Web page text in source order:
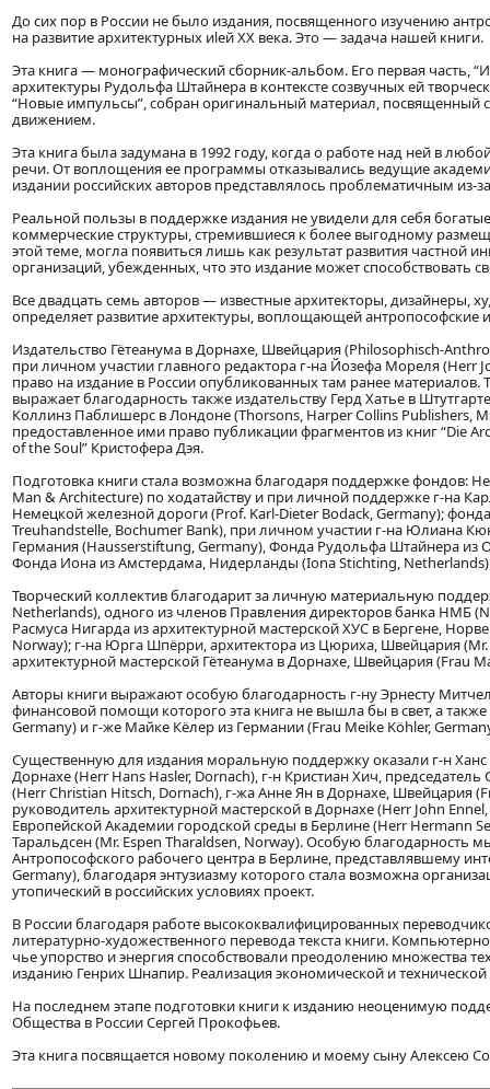
До сих пор в России не было издания, посвященного изучению
на развитие архитектурных иlей XX века. Это — задача нашей книги.
Эта книга — монографический сборник-альбом. Его первая часть,
архитектуры Рудольфа Штайнера в контексте созвучных ей
“Новые импульсы”, собран оригинальный материал, посвященный
движением.
Эта книга была задумана в 1992 году, когда о работе над ней в
речи. От воплощения ее программы отказывались ведущие
издании российских авторов представлялось проблематичным из-
Реальной пользы в поддержке издания не увидели для себя
коммерческие структуры, стремившиеся к более выгодному
этой теме, могла появиться лишь как результат развития
организаций, убежденных, что это издание может способствовать
Все двадцать семь авторов — известные архитекторы, дизайнеры,
определяет развитие архитектуры, воплощающей антропософские
Издательство Гётеанума в Дорнахе, Швейцария (Philosophisch-
при личном участии главного редактора г-на Йозефа Мореля (Herr
право на издание в России опубликованных там ранее
выражает благодарность также издательству Герд Хатье в
Коллинз Паблишерс в Лондоне (Thorsons, Harper Collins Publishers,
предоставленное ими право публикации фрагментов из книг “Die
of the Soul” Кристофера Дэя.
Подготовка книги стала возможна благодаря поддержке фондов:
Man & Architecture) по ходатайству и при личной поддержке г-на
Немецкой железной дороги (Prof. Karl-Dieter Bodack, Germany);
Treuhandstelle, Bochumer Bank), при личном участии г-на Юлиана
Германия (Hausserstiftung, Germany), Фонда Рудольфа Штайнера из
Фонда Иона из Амстердама, Нидерланды (Iona Stichting,
Творческий коллектив благодарит за личную материальную
Netherlands), одного из членов Правления директоров банка НМБ
Расмуса Нигарда из архитектурной мастерской ХУС в Бергене,
Norway); г-на Юрга Шпёрри, архитектора из Цюриха, Швейцария
архитектурной мастерской Гётеанума в Дорнахе, Швейцария (Frau
Авторы книги выражают особую благодарность г-ну Эрнесту
финансовой помощи которого эта книга не вышла бы в свет, а
Germany) и г-же Майке Кёлер из Германии (Frau Meike Köhler,
Существенную для издания моральную поддержку оказали г-н
Дорнахе (Herr Hans Hasler, Dornach), г-н Кристиан Хич,
(Herr Christian Hitsch, Dornach), г-жа Анне Ян в Дорнахе, Швейцария
руководитель архитектурной мастерской в Дорнахе (Herr John
Европейской Академии городской среды в Берлине (Herr Hermann
Таральдсен (Mr. Espen Tharaldsen, Norway). Особую благодарность
Антропософского рабочего центра в Берлине, представлявшему
Germany), благодаря энтузиазму которого стала возможна
утопический в российских условиях проект.
В России благодаря работе высококвалифицированных
литературно-художественного перевода текста книги.
чье упорство и энергия способствовали преодолению множества
изданию Генрих Шнапир. Реализация экономической и
На последнем этапе подготовки книги к изданию неоценимую
Общества в России Сергей Прокофьев.
Эта книга посвящается новому поколению и моему сыну Алексею